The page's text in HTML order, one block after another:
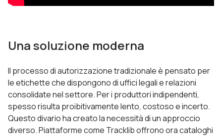
Una soluzione moderna
Il processo di autorizzazione tradizionale è pensato per
le etichette che dispongono di uffici legali e relazioni
consolidate nel settore. Per i produttori indipendenti,
spesso risulta proibitivamente lento, costoso e incerto.
Questo divario ha creato la necessità di un approccio
diverso. Piattaforme come Tracklib offrono ora cataloghi